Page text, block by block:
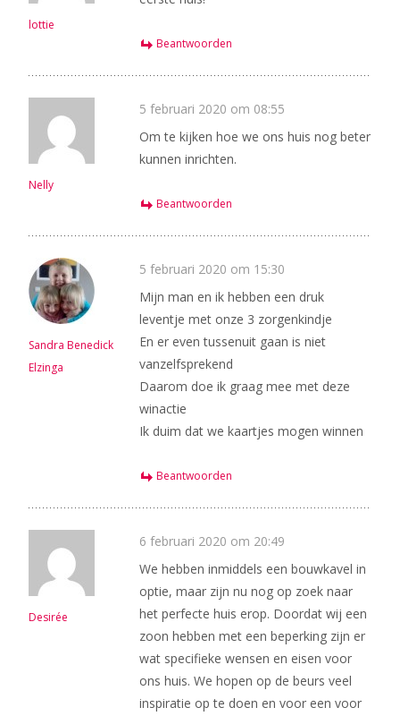
lottie
Beantwoorden
Nelly
5 februari 2020 om 08:55
Om te kijken hoe we ons huis nog beter
kunnen inrichten.
Beantwoorden
Sandra Benedick
Elzinga
5 februari 2020 om 15:30
Mijn man en ik hebben een druk
leventje met onze 3 zorgenkindje
En er even tussenuit gaan is niet
vanzelfsprekend
Daarom doe ik graag mee met deze
winactie
Ik duim dat we kaartjes mogen winnen
Beantwoorden
Desirée
6 februari 2020 om 20:49
We hebben inmiddels een bouwkavel in
optie, maar zijn nu nog op zoek naar
het perfecte huis erop. Doordat wij een
zoon hebben met een beperking zijn er
wat specifieke wensen en eisen voor
ons huis. We hopen op de beurs veel
inspiratie op te doen en voor een voor